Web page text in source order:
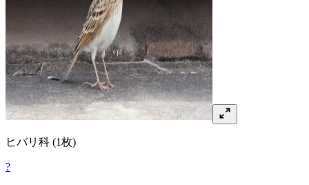
ヒバリ 科 (1枚)
?